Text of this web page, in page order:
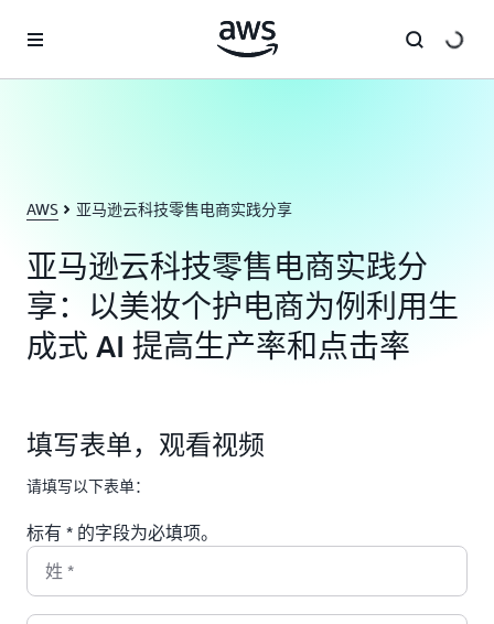
AWS 亚马逊云科技零售电商实践分享
亚马逊云科技零售电商实践分
享：以美妆个护电商为例利用生
成式 AI 提高生产率和点击率
填写表单，观看视频
请填写以下表单：
标有 * 的字段为必填项。
姓 *